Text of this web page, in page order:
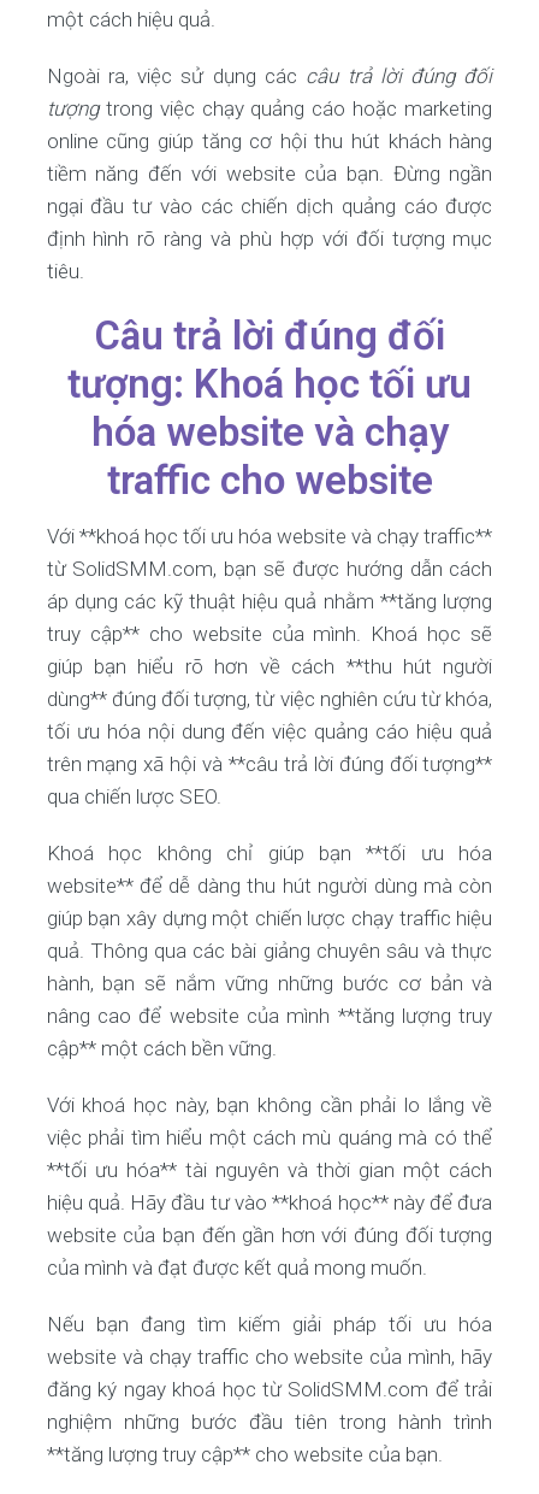
một cách hiệu quả.
Ngoài ra, việc sử dụng các câu trả lời đúng đối
tượngtrong việc chạy quảng cáo hoặc marketing
online cũng giúp tăng cơ hội thu hút khách hàng
tiềm năng đến với website của bạn. Đừng ngần
ngại đầu tư vào các chiến dịch quảng cáo được
định hình rõ ràng và phù hợp với đối tượng mục
tiêu.
Câu trả lời đúng đối
tượng: Khoá học tối ưu
hóa website và chạy
traffic cho website
Với **khoá học tối ưu hóa website và chạy traffic**
từ SolidSMM.com, bạn sẽ được hướng dẫn cách
áp dụng các kỹ thuật hiệu quả nhằm **tăng lượng
truy cập** cho website của mình. Khoá học sẽ
giúp bạn hiểu rõ hơn về cách **thu hút người
dùng** đúng đối tượng, từ việc nghiên cứu từ khóa,
tối ưu hóa nội dung đến việc quảng cáo hiệu quả
trên mạng xã hội và **câu trả lời đúng đối tượng**
qua chiến lược SEO.
Khoá học không chỉ giúp bạn **tối ưu hóa
website** để dễ dàng thu hút người dùng mà còn
giúp bạn xây dựng một chiến lược chạy traffic hiệu
quả. Thông qua các bài giảng chuyên sâu và thực
hành, bạn sẽ nắm vững những bước cơ bản và
nâng cao để website của mình **tăng lượng truy
cập** một cách bền vững.
Với khoá học này, bạn không cần phải lo lắng về
việc phải tìm hiểu một cách mù quáng mà có thể
**tối ưu hóa** tài nguyên và thời gian một cách
hiệu quả. Hãy đầu tư vào **khoá học** này để đưa
website của bạn đến gần hơn với đúng đối tượng
của mình và đạt được kết quả mong muốn.
Nếu bạn đang tìm kiếm giải pháp tối ưu hóa
website và chạy traffic cho website của mình, hãy
đăng ký ngay khoá học từ SolidSMM.com để trải
nghiệm những bước đầu tiên trong hành trình
**tăng lượng truy cập** cho website của bạn.